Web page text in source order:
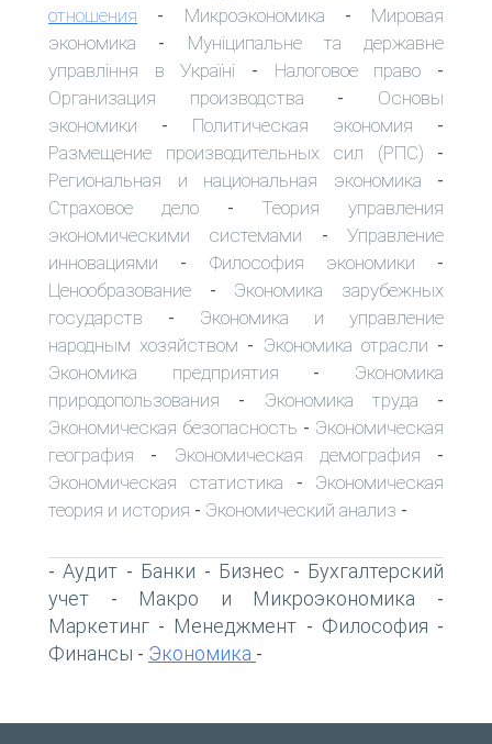
отношения - Микроэкономика - Мировая
экономика - Муніципальне та державне
управління в Україні - Налоговое право -
Организация производства - Основы
экономики - Политическая экономия -
Размещение производительных сил (РПС) -
Региональная и национальная экономика -
Страховое дело- Теория управления
экономическими системами -Управление
инновациями - Философия экономики -
Ценообразование - Экономика зарубежных
государств - Экономика и управление
народным хозяйством - Экономика отрасли -
Экономика предприятия - Экономика
природопользования - Экономика труда -
Экономическая безопасность - Экономическая
география - Экономическая демография -
Экономическая статистика - Экономическая
теория и история - Экономический анализ -
-Аудит - Банки - Бизнес - Бухгалтерский
учет - Макро и Микроэкономика -
Маркетинг - Менеджмент - Философия -
Финансы - Экономика -